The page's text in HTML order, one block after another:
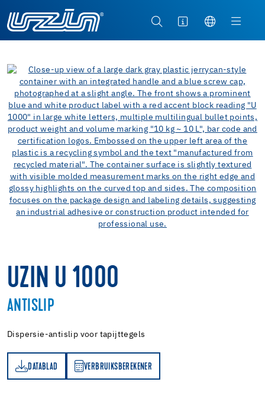
UZIN U 1000
ANTISLIP
Dispersie-antislip voor tapijttegels
DATABLAD VERBRUIKSBEREKENER